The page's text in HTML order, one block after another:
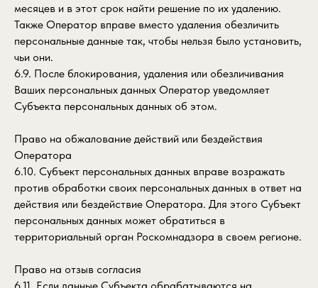
месяцев и в этот срок найти решение по их удалению.
Также Оператор вправе вместо удаления обезличить
персональные данные так, чтобы нельзя было установить,
чьи они.
6.9. После блокирования, удаления или обезличивания
Ваших персональных данных Оператор уведомляет
Субъекта персональных данных об этом.
Право на обжалование действий или бездействия
Оператора
6.10. Субъект персональных данных вправе возражать
против обработки своих персональных данных в ответ на
действия или бездействие Оператора. Для этого Субъект
персональных данных может обратиться в
территориальный орган Роскомнадзора в своем регионе.
Право на отзыв согласия
6.11. Если данные Субъекта обрабатываются на